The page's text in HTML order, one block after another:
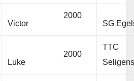
Victor
2000
SG
Luke
2000
TTC